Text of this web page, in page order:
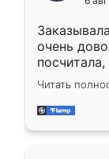
мебели
очень
Замерщик
делу со
за день,
Читать